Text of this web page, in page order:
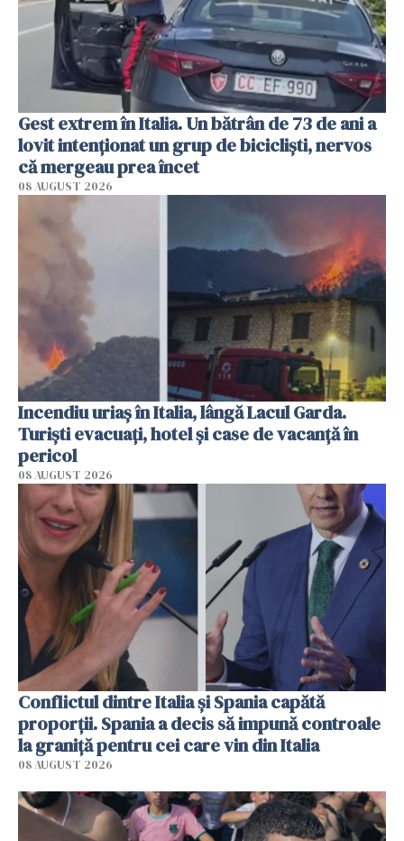
Gest extrem în Italia. Un bătrân de 73 de ani a
lovit intenționat un grup de bicicliști, nervos
că mergeau prea încet
08 AUGUST 2026
Incendiu uriaș în Italia, lângă Lacul Garda.
Turiști evacuați, hotel și case de vacanță în
pericol
08 AUGUST 2026
Conflictul dintre Italia și Spania capătă
proporții. Spania a decis să impună controale
la graniță pentru cei care vin din Italia
08 AUGUST 2026